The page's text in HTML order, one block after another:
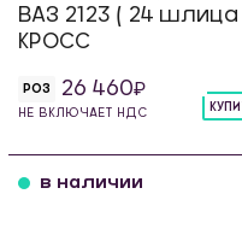
ВАЗ 2123 ( 24
КРОСС
РОЗ 26 460
НЕ ВКЛЮЧАЕТ НДС
в наличии